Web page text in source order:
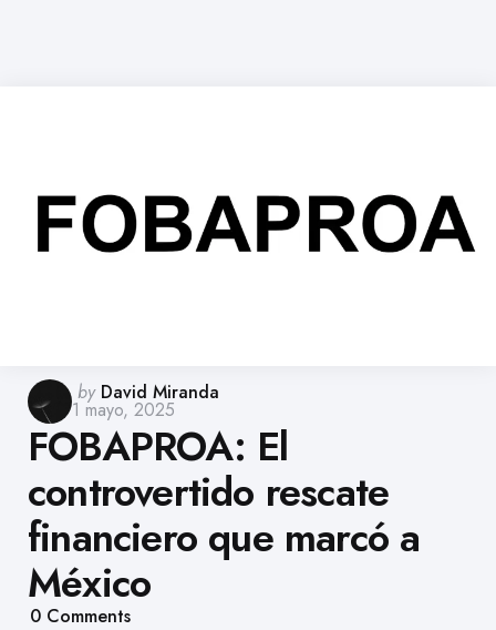
Posted
by
by David Miranda
1 mayo, 2025
FOBAPROA: El
controvertido rescate
financiero que marcó a
México
0 Comments